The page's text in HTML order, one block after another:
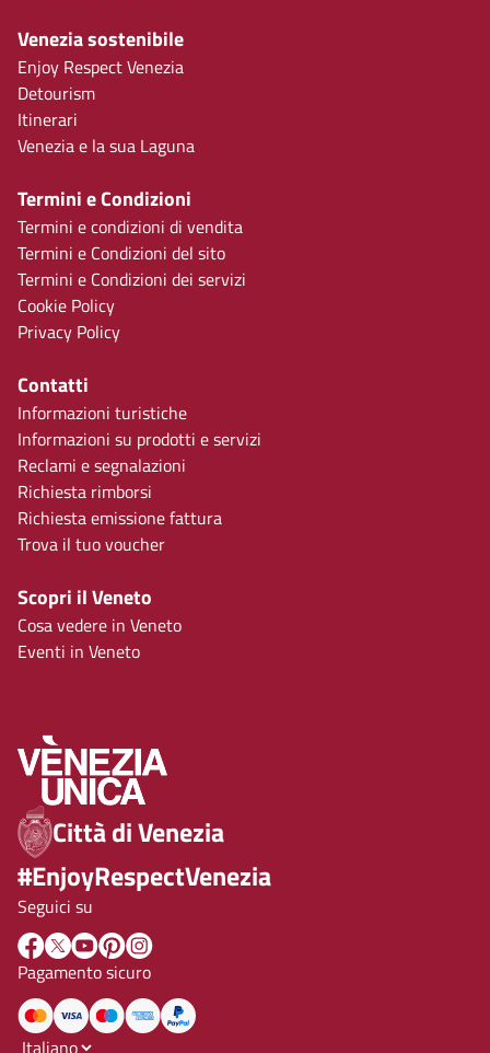
Venezia sostenibile
Enjoy Respect Venezia
Detourism
Itinerari
Venezia e la sua Laguna
Termini e Condizioni
Termini e condizioni di vendita
Termini e Condizioni del sito
Termini e Condizioni dei servizi
Cookie Policy
Privacy Policy
Contatti
Informazioni turistiche
Informazioni su prodotti e servizi
Reclami e segnalazioni
Richiesta rimborsi
Richiesta emissione fattura
Trova il tuo voucher
Scopri il Veneto
Cosa vedere in Veneto
Eventi in Veneto
Città di Venezia
#EnjoyRespectVenezia
Seguici su
Pagamento sicuro